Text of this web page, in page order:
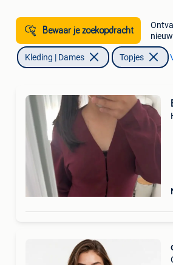
Bewaar je zoekopdracht
Kleding | Dames Topjes